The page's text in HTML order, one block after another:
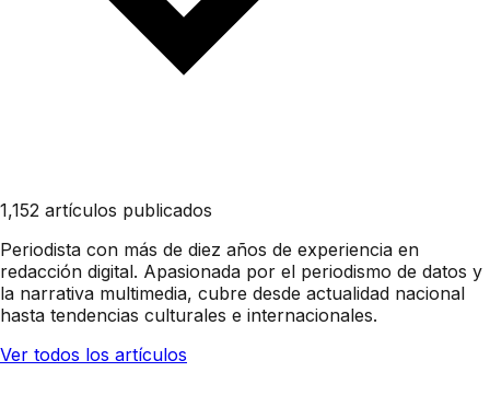
1,152 artículos publicados
Periodista con más de diez años de experiencia en
redacción digital. Apasionada por el periodismo de datos y
la narrativa multimedia, cubre desde actualidad nacional
hasta tendencias culturales e internacionales.
Ver todos los artículos